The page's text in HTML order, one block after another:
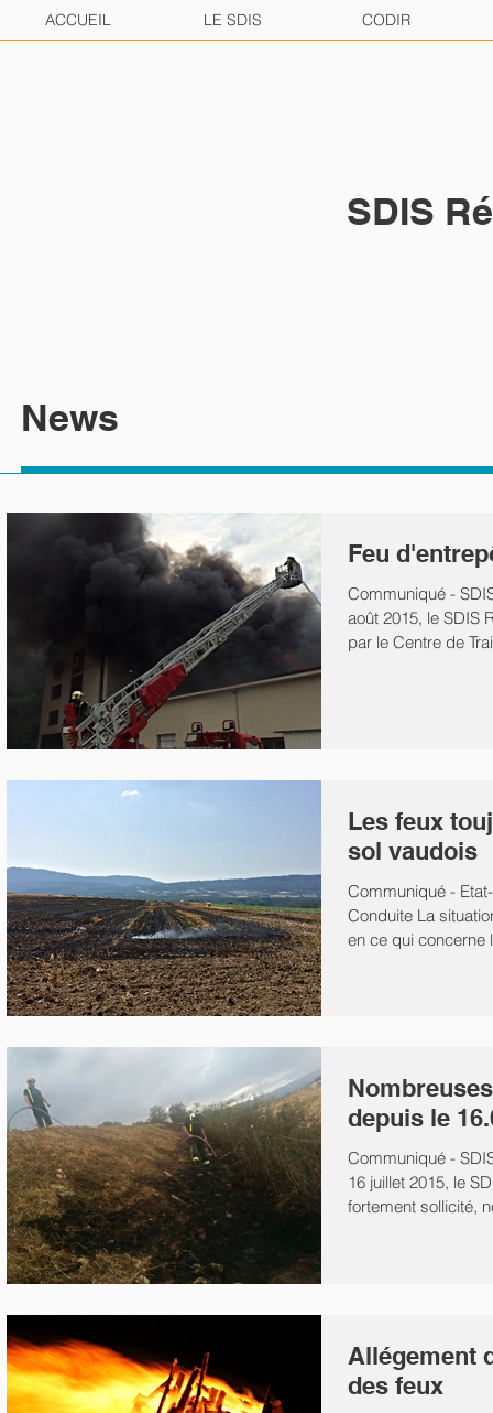
ACCUEIL LE SDIS CODIR
SDIS
News
Feu
Communiqué -
août 2015, le SDIS
par le Centre de
Les feux
sol vaudois
Communiqué -
Conduite La
en ce qui concerne
depuis le
Communiqué -
16 juillet 2015, le
fortement sollicité,
Allégement
des feux